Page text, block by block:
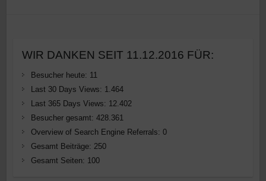
WIR DANKEN SEIT 11.12.2016 FÜR:
Besucher heute: 11
Last 30 Days Views: 1.464
Last 365 Days Views: 12.402
Besucher gesamt: 428.361
Overview of Search Engine Referrals: 0
Gesamt Beiträge: 250
Gesamt Seiten: 100